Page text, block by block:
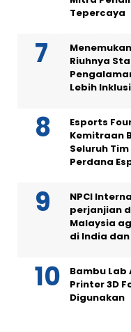
Tepercaya
Riuhnya
Lebih
Esports
Kemitraan
Seluruh
Perdana
NPCI
perjanjian
Malaysia
di India
Bambu Lab
Printer 3D
Digunakan